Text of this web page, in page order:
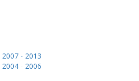
- 2013
- 2006